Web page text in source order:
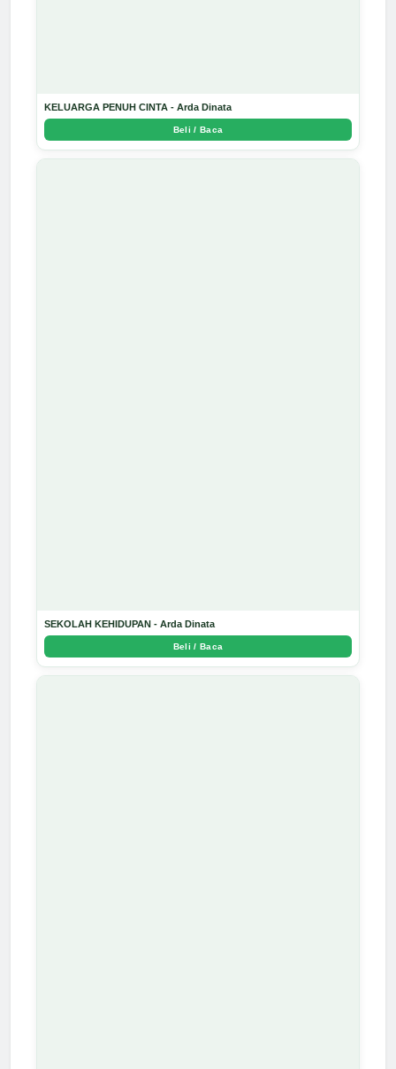
KELUARGA PENUH CINTA - Arda Dinata
Beli / Baca
SEKOLAH KEHIDUPAN - Arda Dinata
Beli / Baca